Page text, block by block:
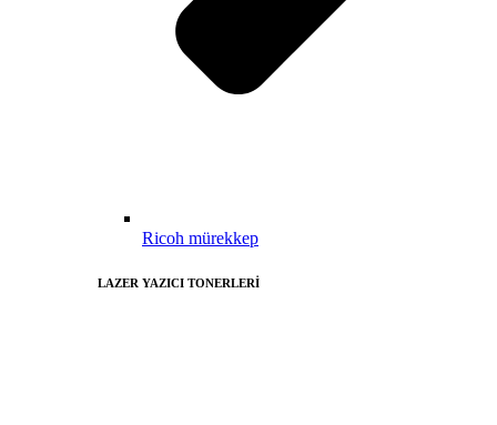
Ricoh mürekkep
LAZER YAZICI TONERLERİ